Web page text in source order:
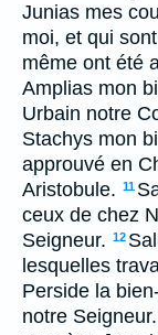
Junias mes
moi, et qui
même ont été
Amplias mon
Urbain notre
Stachys mon
approuvé en
Aristobule. 11
ceux de chez
Seigneur. 12
lesquelles
Perside la
notre Seigneur.